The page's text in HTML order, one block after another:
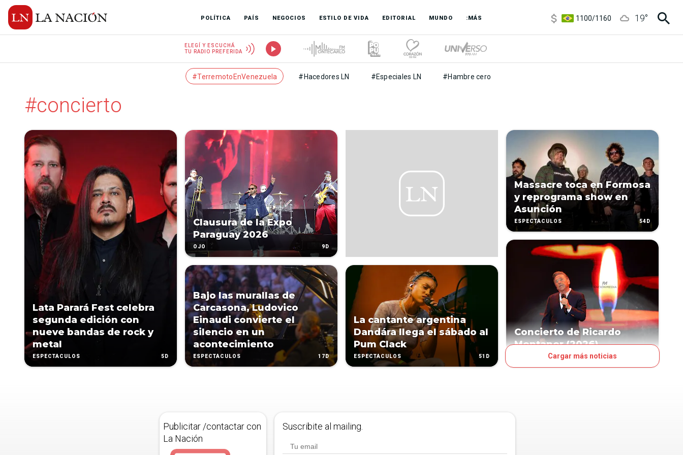
POLÍTICA PAÍS NEGOCIOS ESTILO DE VIDA EDITORIAL MUNDO :MÁS
1100/1160
19°
ELEGÍ Y ESCUCHÁ
TU RADIO PREFERIDA
#TerremotoEnVenezuela #Hacedores LN #Especiales LN #Hambre cero
#concierto
Lata Parará Fest celebra
segunda edición con
nueve bandas de rock y
metal
ESPECTÁCULOS 5D
Clausura de la Expo
Paraguay 2026
OJO 9D
Bajo las murallas de
Carcasona, Ludovico
Einaudi convierte el
silencio en un
acontecimiento
ESPECTÁCULOS 17D
La cantante argentina
Dandára llega el sábado al
Pum Clack
ESPECTÁCULOS 51D
Massacre toca en Formosa
y reprograma show en
Asunción
ESPECTÁCULOS 54D
Concierto de Ricardo
Montaner (2026)
Cargar más noticias
Publicitar /contactar con
La Nación
Suscribite al mailing.